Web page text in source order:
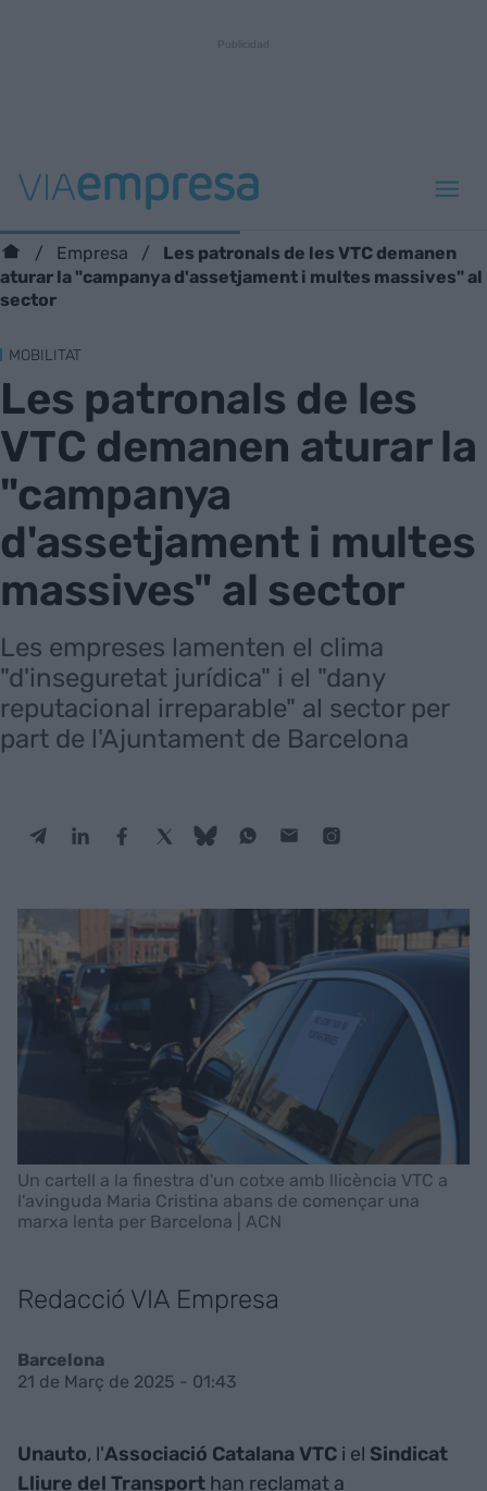
Empresa
Les patronals de les VTC demanen
aturar la "campanya d'assetjament i multes massives" al
sector
MOBILITAT
Les patronals de les
VTC demanen aturar la
"campanya
d'assetjament i multes
massives" al sector
Les empreses lamenten el clima
"d'inseguretat jurídica" i el "dany
reputacional irreparable" al sector per
part de l'Ajuntament de Barcelona
Un cartell a la finestra d'un cotxe amb llicència VTC a
l'avinguda Maria Cristina abans de començar una
marxa lenta per Barcelona | ACN
Redacció VIA Empresa
Barcelona
21 de Març de 2025 - 01:43
Unauto, l'Associació Catalana VTC i el Sindicat
Lliure del Transport han reclamat a